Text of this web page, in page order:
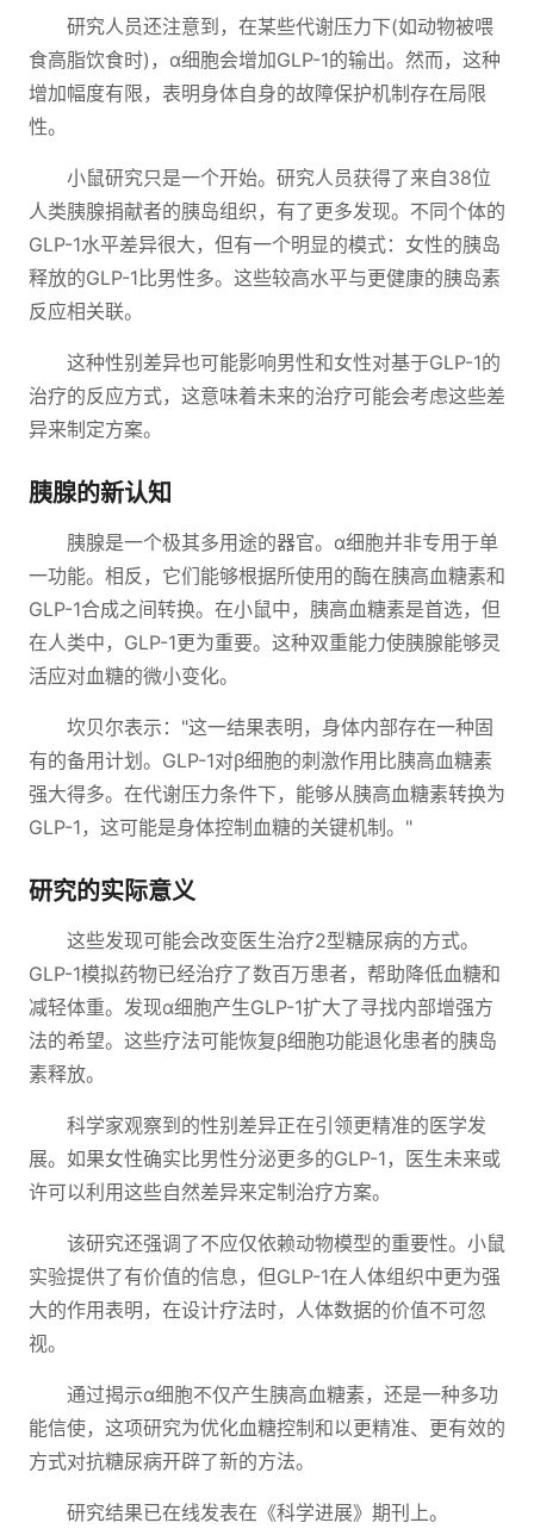
研究人员还注意到，在某些代谢压力下(如动物被喂
食高脂饮食时)，α细胞会增加GLP-1的输出。然而，这种
增加幅度有限，表明身体自身的故障保护机制存在局限
性。
小鼠研究只是一个开始。研究人员获得了来自38位
人类胰腺捐献者的胰岛组织，有了更多发现。不同个体的
GLP-1水平差异很大，但有一个明显的模式：女性的胰岛
释放的GLP-1比男性多。这些较高水平与更健康的胰岛素
反应相关联。
这种性别差异也可能影响男性和女性对基于GLP-1的
治疗的反应方式，这意味着未来的治疗可能会考虑这些差
异来制定方案。
胰腺的新认知
胰腺是一个极其多用途的器官。α细胞并非专用于单
一功能。相反，它们能够根据所使用的酶在胰高血糖素和
GLP-1合成之间转换。在小鼠中，胰高血糖素是首选，但
在人类中，GLP-1更为重要。这种双重能力使胰腺能够灵
活应对血糖的微小变化。
坎贝尔表示："这一结果表明，身体内部存在一种固
有的备用计划。GLP-1对β细胞的刺激作用比胰高血糖素
强大得多。在代谢压力条件下，能够从胰高血糖素转换为
GLP-1，这可能是身体控制血糖的关键机制。"
研究的实际意义
这些发现可能会改变医生治疗2型糖尿病的方式。
GLP-1模拟药物已经治疗了数百万患者，帮助降低血糖和
减轻体重。发现α细胞产生GLP-1扩大了寻找内部增强方
法的希望。这些疗法可能恢复β细胞功能退化患者的胰岛
素释放。
科学家观察到的性别差异正在引领更精准的医学发
展。如果女性确实比男性分泌更多的GLP-1，医生未来或
许可以利用这些自然差异来定制治疗方案。
该研究还强调了不应仅依赖动物模型的重要性。小鼠
实验提供了有价值的信息，但GLP-1在人体组织中更为强
大的作用表明，在设计疗法时，人体数据的价值不可忽
视。
通过揭示α细胞不仅产生胰高血糖素，还是一种多功
能信使，这项研究为优化血糖控制和以更精准、更有效的
方式对抗糖尿病开辟了新的方法。
研究结果已在线发表在《科学进展》期刊上。